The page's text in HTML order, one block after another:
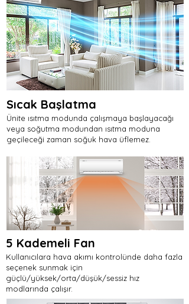
Sıcak Başlatma
Ünite ısıtma modunda çalışmaya başlayacağı
veya soğutma modundan ısıtma moduna
geçileceği zaman soğuk hava üflemez.
5 Kademeli Fan
Kullanıcılara hava akımı kontrolünde daha fazla
seçenek sunmak için
güçlü/yüksek/orta/düşük/sessiz hız
modlarında çalışır.